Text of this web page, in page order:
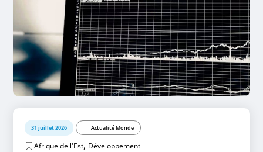
31 juillet 2026 Actualité Monde
Afrique de l'Est, Développement